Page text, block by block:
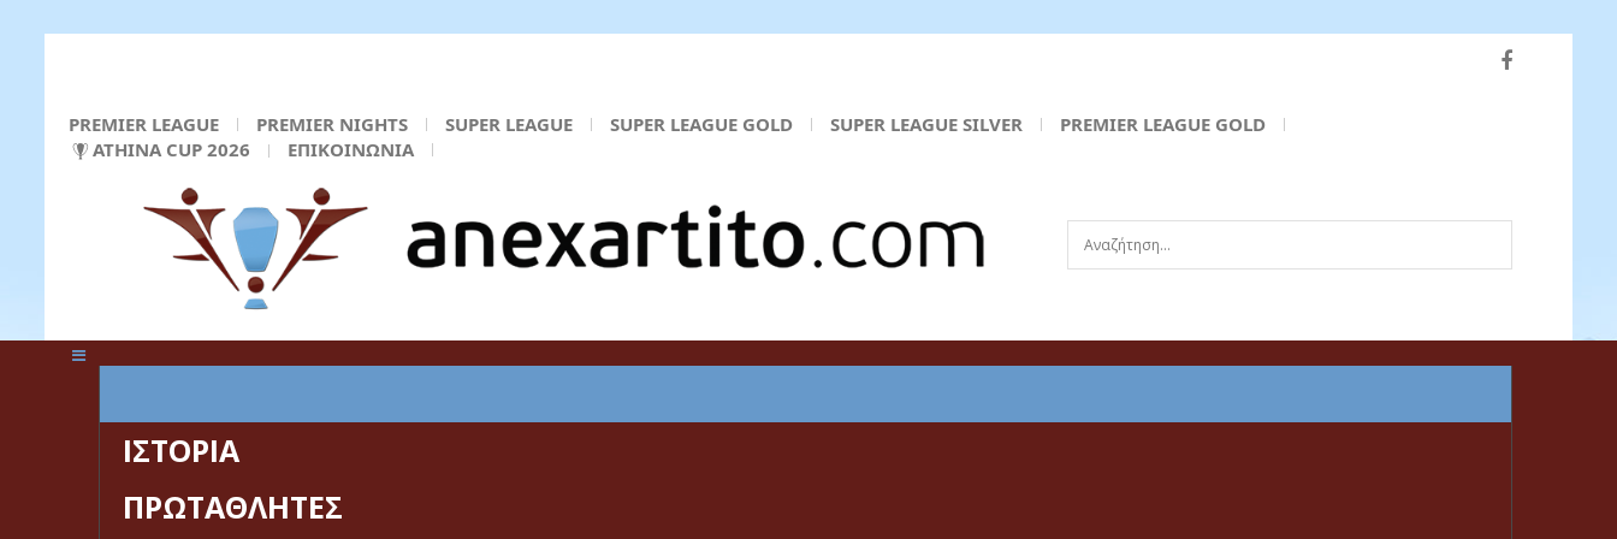
PREMIER LEAGUE PREMIER NIGHTS SUPER LEAGUE SUPER LEAGUE GOLD SUPER LEAGUE SILVER
PREMIER LEAGUE GOLD
ATHINA CUP 2026
ΕΠΙΚΟΙΝΩΝΙΑ
Αναζήτηση...
ΙΣΤΟΡΙΑ
ΠΡΩΤΑΘΛΗΤΕΣ